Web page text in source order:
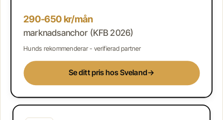
290-650 kr/mån
marknadsanchor (KFB 2026)
Hunds rekommenderar - verifierad partner
Se ditt pris hos Sveland→